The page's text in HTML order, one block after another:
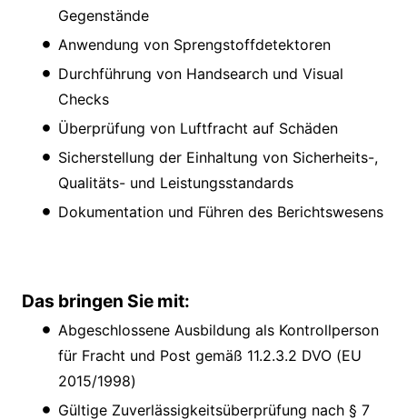
Gegenstände
Anwendung von Sprengstoffdetektoren
Durchführung von Handsearch und Visual
Checks
Überprüfung von Luftfracht auf Schäden
Sicherstellung der Einhaltung von Sicherheits-,
Qualitäts- und Leistungsstandards
Dokumentation und Führen des Berichtswesens
Das bringen Sie mit:
Abgeschlossene Ausbildung als Kontrollperson
für Fracht und Post gemäß 11.2.3.2 DVO (EU
2015/1998)
Gültige Zuverlässigkeitsüberprüfung nach § 7